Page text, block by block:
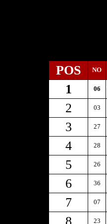
POS NO
1 06
2 03
3 27
4 28
5 26
6 36
7 07
23